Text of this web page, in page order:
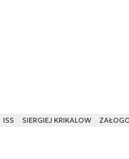
ISS SIERGIEJ KRIKALOW